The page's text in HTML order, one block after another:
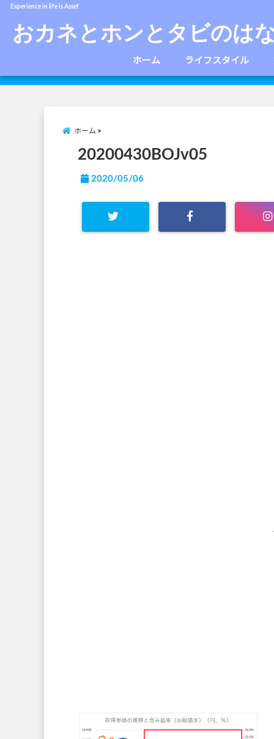
Experience in life is Asset
おカネとホンとタビのは
ホーム ライフスタイル
ホーム
20200430BOJv05
2020/05/06